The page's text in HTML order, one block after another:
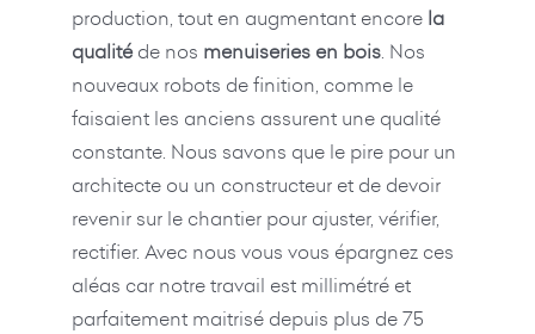
production, tout en augmentant encore la
qualitéde nos menuiseries en bois. Nos
nouveaux robots de finition, comme le
faisaient les anciens assurent une qualité
constante. Nous savons que le pire pour un
architecte ou un constructeur et de devoir
revenir sur le chantier pour ajuster, vérifier,
rectifier. Avec nous vous vous épargnez ces
aléas car notre travail est millimétré et
parfaitement maitrisé depuis plus de 75